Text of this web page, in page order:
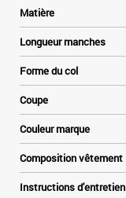
Matière
Longueur manches
Forme du col
Coupe
Couleur marque
Composition vêtement
Instructions d'entretien